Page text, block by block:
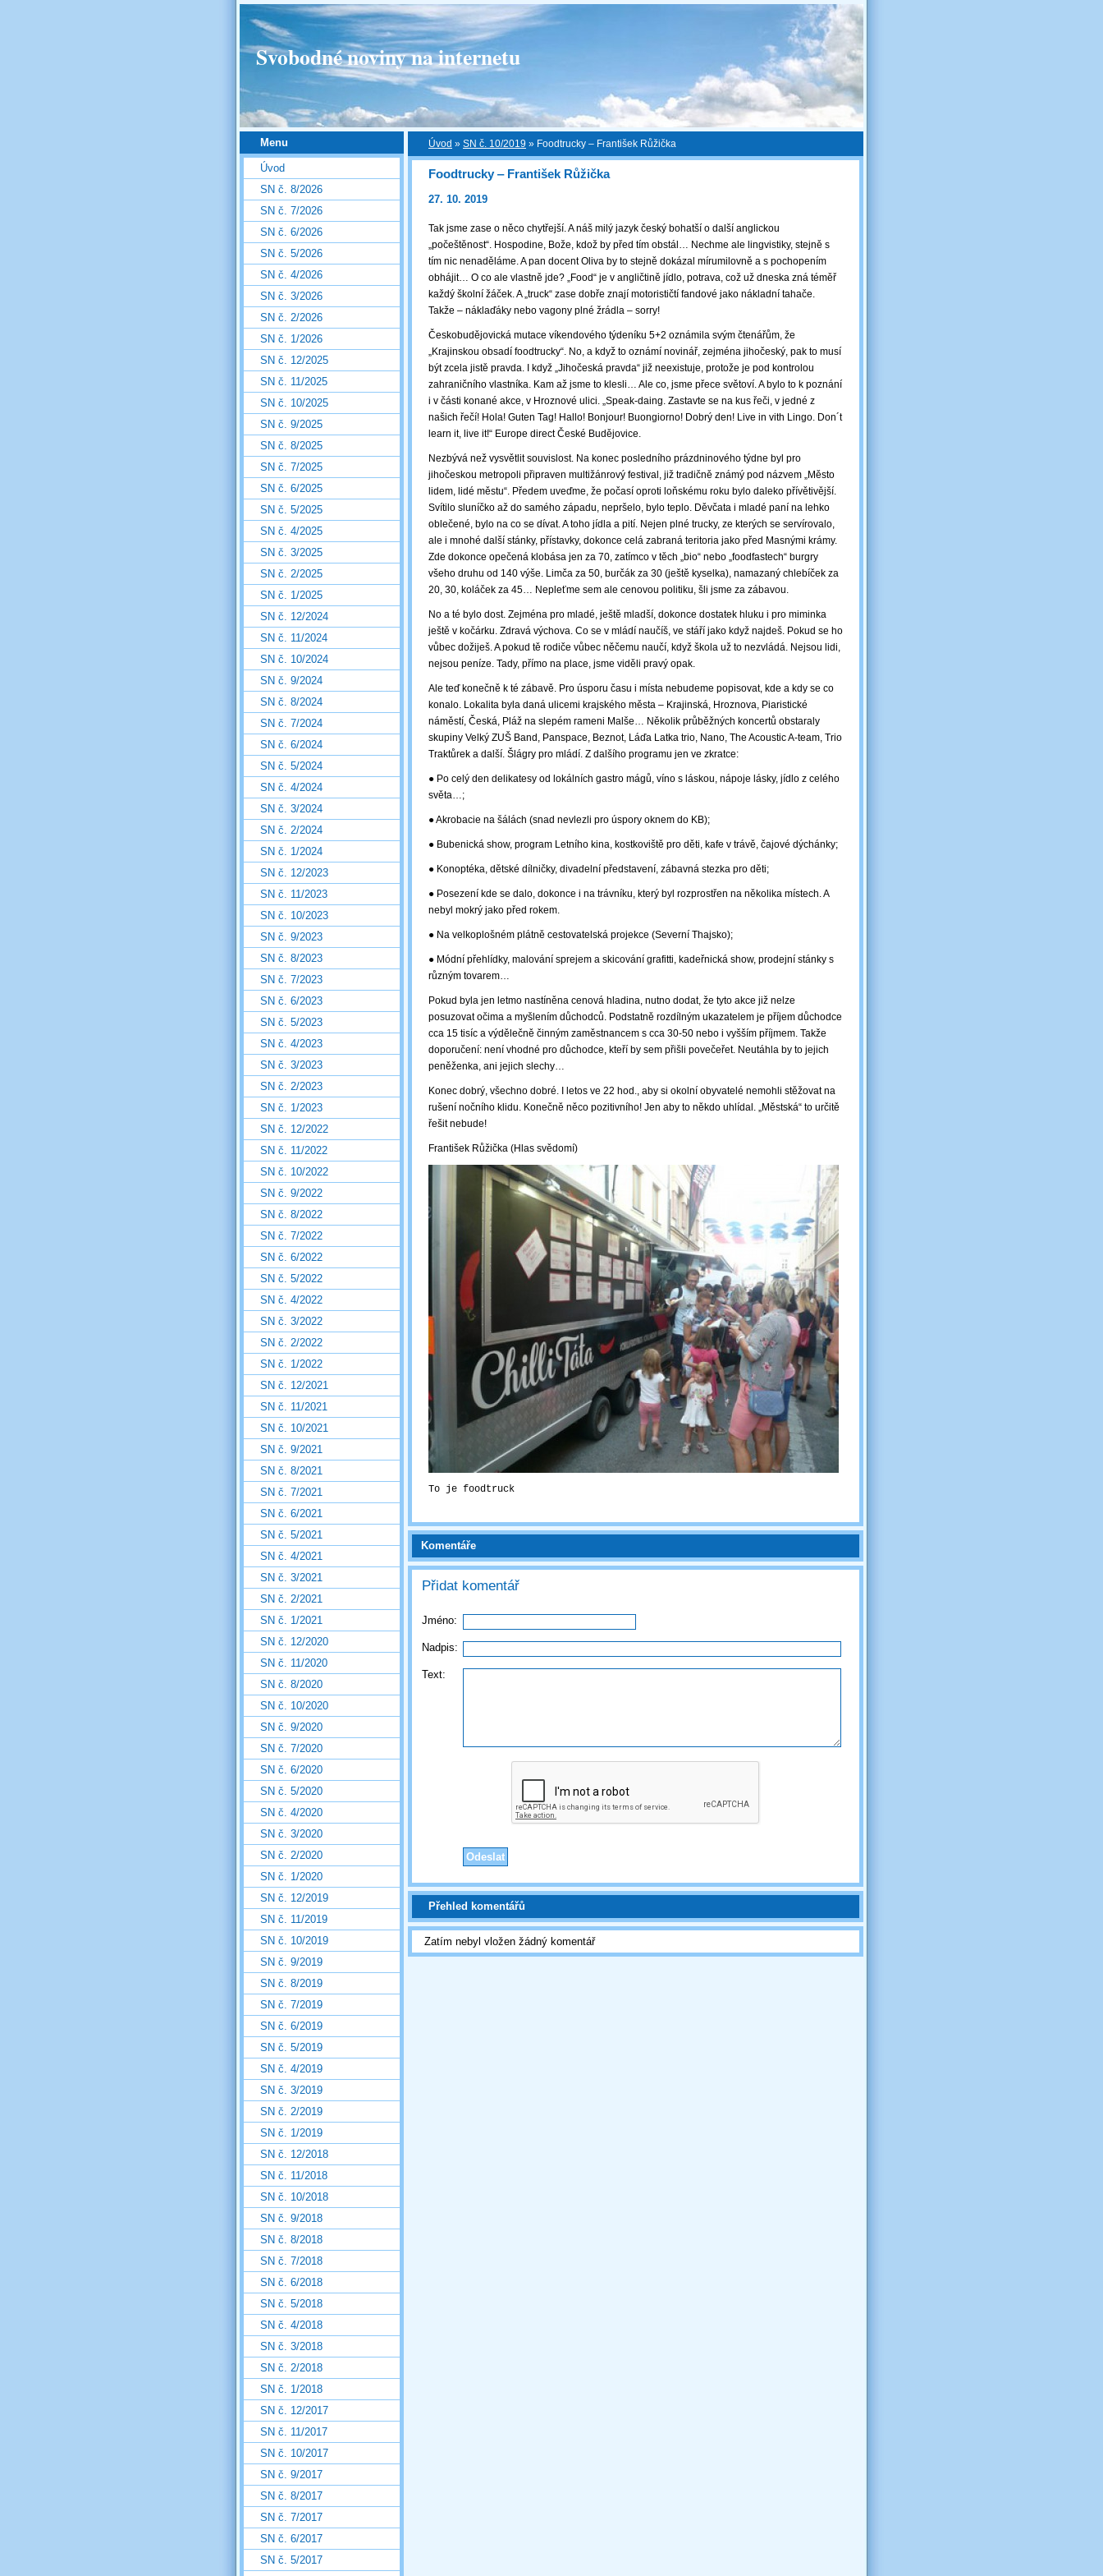
Svobodné noviny na internetu
Úvod » SN č. 10/2019 » Foodtrucky ‒ František Růžička
Foodtrucky ‒ František Růžička
27. 10. 2019
Tak jsme zase o něco chytřejší. A náš milý jazyk český bohatší o další anglickou
„počeštěnost“. Hospodine, Bože, kdož by před tím obstál… Nechme ale lingvistiky, stejně s
tím nic nenaděláme. A pan docent Oliva by to stejně dokázal mírumilovně a s pochopením
obhájit… O co ale vlastně jde? „Food“ je v angličtině jídlo, potrava, což už dneska zná téměř
každý školní žáček. A „truck“ zase dobře znají motorističtí fandové jako nákladní tahače.
Takže – náklaďáky nebo vagony plné žrádla – sorry!
Českobudějovická mutace víkendového týdeníku 5+2 oznámila svým čtenářům, že
„Krajinskou obsadí foodtrucky“. No, a když to oznámí novinář, zejména jihočeský, pak to musí
být zcela jistě pravda. I když „Jihočeská pravda“ již neexistuje, protože je pod kontrolou
zahraničního vlastníka. Kam až jsme to klesli… Ale co, jsme přece světoví. A bylo to k poznání
i v části konané akce, v Hroznové ulici. „Speak-daing. Zastavte se na kus řeči, v jedné z
našich řečí! Hola! Guten Tag! Hallo! Bonjour! Buongiorno! Dobrý den! Live in vith Lingo. Don´t
learn it, live it!“ Europe direct České Budějovice.
Nezbývá než vysvětlit souvislost. Na konec posledního prázdninového týdne byl pro
jihočeskou metropoli připraven multižánrový festival, již tradičně známý pod názvem „Město
lidem, lidé městu“. Předem uveďme, že počasí oproti loňskému roku bylo daleko přívětivější.
Svítilo sluníčko až do samého západu, nepršelo, bylo teplo. Děvčata i mladé paní na lehko
oblečené, bylo na co se dívat. A toho jídla a pití. Nejen plné trucky, ze kterých se servírovalo,
ale i mnohé další stánky, přístavky, dokonce celá zabraná teritoria jako před Masnými krámy.
Zde dokonce opečená klobása jen za 70, zatímco v těch „bio“ nebo „foodfastech“ burgry
všeho druhu od 140 výše. Limča za 50, burčák za 30 (ještě kyselka), namazaný chlebíček za
20, 30, koláček za 45… Nepleťme sem ale cenovou politiku, šli jsme za zábavou.
No a té bylo dost. Zejména pro mladé, ještě mladší, dokonce dostatek hluku i pro miminka
ještě v kočárku. Zdravá výchova. Co se v mládí naučíš, ve stáří jako když najdeš. Pokud se ho
vůbec dožiješ. A pokud tě rodiče vůbec něčemu naučí, když škola už to nezvládá. Nejsou lidi,
nejsou peníze. Tady, přímo na place, jsme viděli pravý opak.
Ale teď konečně k té zábavě. Pro úsporu času i místa nebudeme popisovat, kde a kdy se co
konalo. Lokalita byla daná ulicemi krajského města – Krajinská, Hroznova, Piaristické
náměstí, Česká, Pláž na slepém rameni Malše… Několik průběžných koncertů obstaraly
skupiny Velký ZUŠ Band, Panspace, Beznot, Láďa Latka trio, Nano, The Acoustic A-team, Trio
Traktůrek a další. Šlágry pro mládí. Z dalšího programu jen ve zkratce:
● Po celý den delikatesy od lokálních gastro mágů, víno s láskou, nápoje lásky, jídlo z celého
světa…;
● Akrobacie na šálách (snad nevlezli pro úspory oknem do KB);
● Bubenická show, program Letního kina, kostkoviště pro děti, kafe v trávě, čajové dýchánky;
● Konoptéka, dětské dílničky, divadelní představení, zábavná stezka pro děti;
● Posezení kde se dalo, dokonce i na trávníku, který byl rozprostřen na několika místech. A
nebyl mokrý jako před rokem.
● Na velkoplošném plátně cestovatelská projekce (Severní Thajsko);
● Módní přehlídky, malování sprejem a skicování grafitti, kadeřnická show, prodejní stánky s
různým tovarem…
Pokud byla jen letmo nastíněna cenová hladina, nutno dodat, že tyto akce již nelze
posuzovat očima a myšlením důchodců. Podstatně rozdílným ukazatelem je příjem důchodce
cca 15 tisíc a výdělečně činným zaměstnancem s cca 30-50 nebo i vyšším příjmem. Takže
doporučení: není vhodné pro důchodce, kteří by sem přišli povečeřet. Neutáhla by to jejich
peněženka, ani jejich slechy…
Konec dobrý, všechno dobré. I letos ve 22 hod., aby si okolní obyvatelé nemohli stěžovat na
rušení nočního klidu. Konečně něco pozitivního! Jen aby to někdo uhlídal. „Městská“ to určitě
řešit nebude!
František Růžička (Hlas svědomí)
To je foodtruck
Komentáře
Přidat komentář
Jméno:
Nadpis:
Text:
Přehled komentářů
Zatím nebyl vložen žádný komentář
Menu
Úvod
SN č. 8/2026
SN č. 7/2026
SN č. 6/2026
SN č. 5/2026
SN č. 4/2026
SN č. 3/2026
SN č. 2/2026
SN č. 1/2026
SN č. 12/2025
SN č. 11/2025
SN č. 10/2025
SN č. 9/2025
SN č. 8/2025
SN č. 7/2025
SN č. 6/2025
SN č. 5/2025
SN č. 4/2025
SN č. 3/2025
SN č. 2/2025
SN č. 1/2025
SN č. 12/2024
SN č. 11/2024
SN č. 10/2024
SN č. 9/2024
SN č. 8/2024
SN č. 7/2024
SN č. 6/2024
SN č. 5/2024
SN č. 4/2024
SN č. 3/2024
SN č. 2/2024
SN č. 1/2024
SN č. 12/2023
SN č. 11/2023
SN č. 10/2023
SN č. 9/2023
SN č. 8/2023
SN č. 7/2023
SN č. 6/2023
SN č. 5/2023
SN č. 4/2023
SN č. 3/2023
SN č. 2/2023
SN č. 1/2023
SN č. 12/2022
SN č. 11/2022
SN č. 10/2022
SN č. 9/2022
SN č. 8/2022
SN č. 7/2022
SN č. 6/2022
SN č. 5/2022
SN č. 4/2022
SN č. 3/2022
SN č. 2/2022
SN č. 1/2022
SN č. 12/2021
SN č. 11/2021
SN č. 10/2021
SN č. 9/2021
SN č. 8/2021
SN č. 7/2021
SN č. 6/2021
SN č. 5/2021
SN č. 4/2021
SN č. 3/2021
SN č. 2/2021
SN č. 1/2021
SN č. 12/2020
SN č. 11/2020
SN č. 8/2020
SN č. 10/2020
SN č. 9/2020
SN č. 7/2020
SN č. 6/2020
SN č. 5/2020
SN č. 4/2020
SN č. 3/2020
SN č. 2/2020
SN č. 1/2020
SN č. 12/2019
SN č. 11/2019
SN č. 10/2019
SN č. 9/2019
SN č. 8/2019
SN č. 7/2019
SN č. 6/2019
SN č. 5/2019
SN č. 4/2019
SN č. 3/2019
SN č. 2/2019
SN č. 1/2019
SN č. 12/2018
SN č. 11/2018
SN č. 10/2018
SN č. 9/2018
SN č. 8/2018
SN č. 7/2018
SN č. 6/2018
SN č. 5/2018
SN č. 4/2018
SN č. 3/2018
SN č. 2/2018
SN č. 1/2018
SN č. 12/2017
SN č. 11/2017
SN č. 10/2017
SN č. 9/2017
SN č. 8/2017
SN č. 7/2017
SN č. 6/2017
SN č. 5/2017